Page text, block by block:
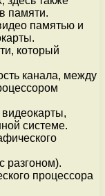
памяти.
памятью и
который
канала, между
системе.
разгоном).
процессора